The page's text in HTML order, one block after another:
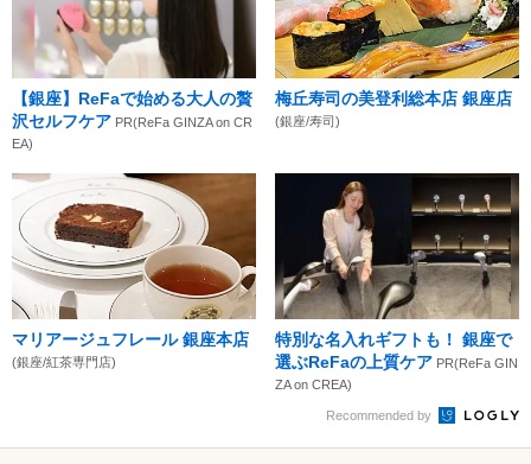
【銀座】ReFaで始める大人の贅
沢セルフケア PR(ReFa GINZA on CR
EA)
梅丘寿司の美登利総本店 銀座店
(銀座/寿司)
マリアージュフレール 銀座本店
(銀座/紅茶専門店)
特別な名入れギフトも！ 銀座で
選ぶReFaの上質ケア PR(ReFa GIN
ZA on CREA)
Recommended by